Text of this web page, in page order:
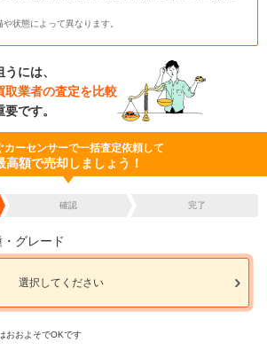
状態によって異なります。
には、
取業者の査定を比較
です。
カーセンサーで一括査定依頼して
高額で売却しましょう！
確認 完了
グレード
選択してください
おおよそでOKです